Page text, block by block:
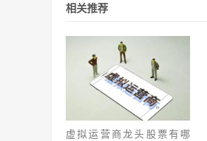
相关推荐
虚拟运营商龙头股票有哪